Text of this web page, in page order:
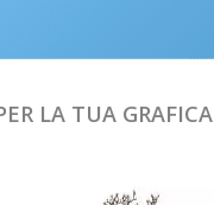
LA TUA GRAFICA